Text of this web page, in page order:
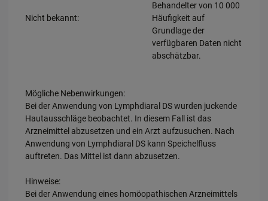
Behandelter von 10 000
Nicht bekannt:
Häufigkeit auf
Grundlage der
verfügbaren Daten nicht
abschätzbar.
Mögliche Nebenwirkungen:
Bei der Anwendung von Lymphdiaral DS wurden juckende
Hautausschläge beobachtet. In diesem Fall ist das
Arzneimittel abzusetzen und ein Arzt aufzusuchen. Nach
Anwendung von Lymphdiaral DS kann Speichelfluss
auftreten. Das Mittel ist dann abzusetzen.
Hinweise:
Bei der Anwendung eines homöopathischen Arzneimittels